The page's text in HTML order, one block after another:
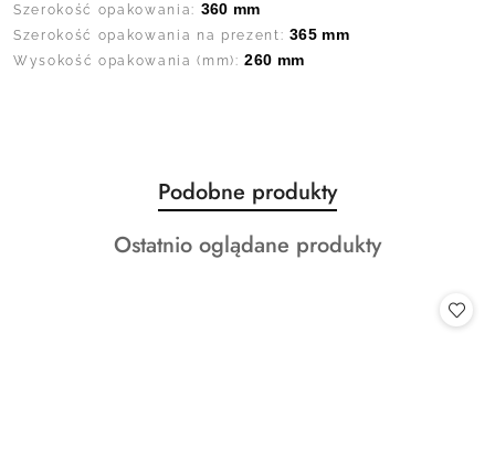
Szerokość opakowania: 360 mm
Szerokość opakowania na prezent:365 mm
Wysokość opakowania (mm):260 mm
Pomiń karuzelę produktów
Produkty
o
statusie:
Podobne produkty
Produkty
Ostatnio oglądane produkty